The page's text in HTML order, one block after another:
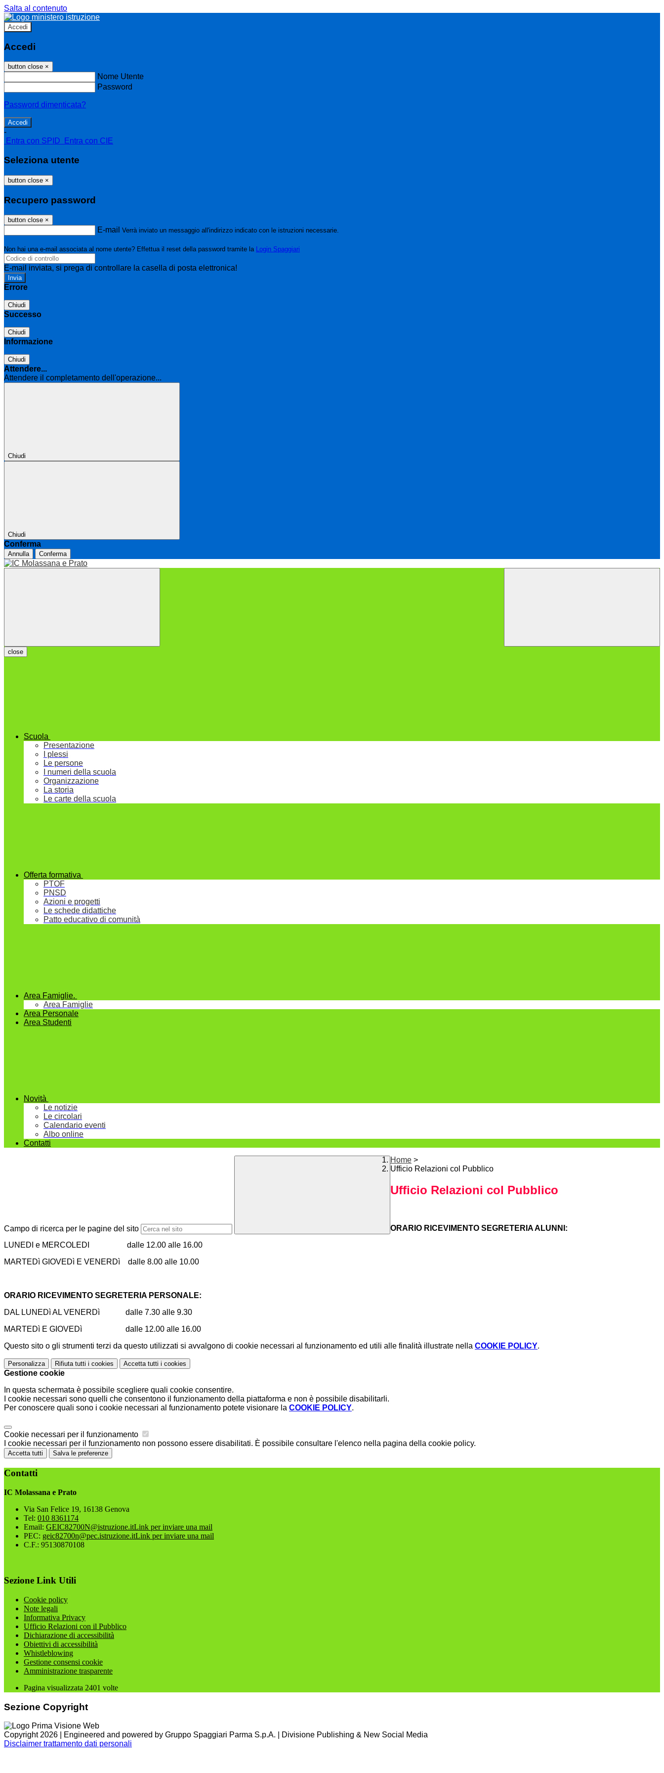
Salta al contenuto
Accedi
Accedi
button close ×
Nome Utente
Password
Password dimenticata?
-
Entra con SPID
Entra con CIE
Seleziona utente
button close ×
Recupero password
button close ×
E-mail Verrà inviato un messaggio all'indirizzo indicato con le istruzioni necessarie.
Non hai una e-mail associata al nome utente? Effettua il reset della password tramite la Login Spaggiari
E-mail inviata, si prega di controllare la casella di posta elettronica!
Errore
Chiudi
Successo
Chiudi
Informazione
Chiudi
Attendere...
Attendere il completamento dell'operazione...
Chiudi
Chiudi
Conferma
Annulla Conferma
close
Scuola
Presentazione
I plessi
Le persone
I numeri della scuola
Organizzazione
La storia
Le carte della scuola
Offerta formativa
PTOF
PNSD
Azioni e progetti
Le schede didattiche
Patto educativo di comunità
Area Famiglie.
Area Famiglie
Area Personale
Area Studenti
Novità
Le notizie
Le circolari
Calendario eventi
Albo online
Contatti
Campo di ricerca per le pagine del sito
Home >
Ufficio Relazioni col Pubblico
Ufficio Relazioni col Pubblico
ORARIO RICEVIMENTO SEGRETERIA ALUNNI:
LUNEDI e MERCOLEDI dalle 12.00 alle 16.00
MARTEDì GIOVEDì E VENERDì dalle 8.00 alle 10.00
ORARIO RICEVIMENTO SEGRETERIA PERSONALE:
DAL LUNEDì AL VENERDì dalle 7.30 alle 9.30
MARTEDì E GIOVEDì dalle 12.00 alle 16.00
Questo sito o gli strumenti terzi da questo utilizzati si avvalgono di cookie necessari al funzionamento ed utili alle finalità illustrate nella COOKIE POLICY.
Personalizza Rifiuta tutti i cookies Accetta tutti i cookies
Gestione cookie
In questa schermata è possibile scegliere quali cookie consentire.
I cookie necessari sono quelli che consentono il funzionamento della piattaforma e non è possibile disabilitarli.
Per conoscere quali sono i cookie necessari al funzionamento potete visionare la COOKIE POLICY.
Cookie necessari per il funzionamento
I cookie necessari per il funzionamento non possono essere disabilitati. È possibile consultare l'elenco nella pagina della cookie policy.
Accetta tutti Salva le preferenze
Contatti
IC Molassana e Prato
Via San Felice 19, 16138 Genova
Tel: 010 8361174
Email: GEIC82700N@istruzione.itLink per inviare una mail
PEC: geic82700n@pec.istruzione.itLink per inviare una mail
C.F.: 95130870108
Sezione Link Utili
Cookie policy
Note legali
Informativa Privacy
Ufficio Relazioni con il Pubblico
Dichiarazione di accessibilità
Obiettivi di accessibilità
Whistleblowing
Gestione consensi cookie
Amministrazione trasparente
Pagina visualizzata 2401 volte
Sezione Copyright
Copyright 2026 | Engineered and powered by Gruppo Spaggiari Parma S.p.A. | Divisione Publishing & New Social Media
Disclaimer trattamento dati personali